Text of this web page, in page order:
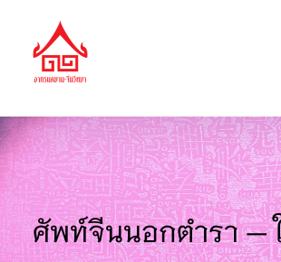
content
ศัพท์จีนนอกตำรา —